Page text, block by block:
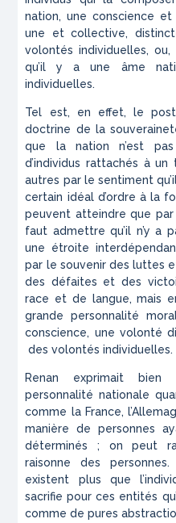
nation, une conscience et
une et collective,
volontés individuelles,
qu’il y a une âme
individuelles.
Tel est, en effet, le
doctrine de la
que la nation n’est
d’individus rattachés à
autres par le sentiment
certain idéal d’ordre à la
peuvent atteindre que
faut admettre qu’il n’y a
une étroite
par le souvenir des luttes
des défaites et des
race et de langue, mais
grande personnalité
conscience, une volonté
des volontés individuelles.
Renan exprimait
personnalité nationale
comme la France,
manière de personnes
déterminés ; on peut
raisonne des
existent plus que
sacrifie pour ces entités
comme de pures